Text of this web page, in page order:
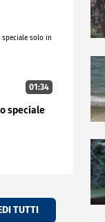
01:34
speciale
TUTTI